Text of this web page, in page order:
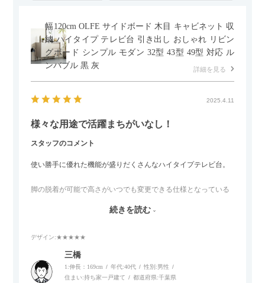
幅120cm OLFE サイドボード 木目 キャビネット 収
納 ハイタイプ テレビ台 引き出し おしゃれ リビン
グボード シンプル モダン 32型 43型 49型 対応 ル
ンバブル 黒 灰
詳細を見る
2025.4.11
様々な用途で活躍まちがいなし！
スタッフのコメント
使い勝手に優れた機能が盛りだくさんなハイタイプテレビ台。
脚の脱着が可能で高さがいつでも変更できる仕様となっている
また、補助テーブルとして使用可能なスライドテーブルや収納
内部にもプリンターなどが置けるスライド棚板がついているの
でテレビ台以外にもオフィスなどでの収納家具やリビングでの
サイドボードとして多目的な用途に対応しています。
続きを読む
デザイン:★★★★★
三橋
1:伸長：169cm 年代:40代 性別:男性
住まい:持ち家一戸建て 都道府県:千葉県